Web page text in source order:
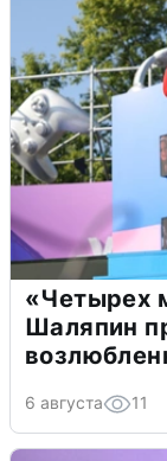
«Четырех
Шаляпин
6 августа 11